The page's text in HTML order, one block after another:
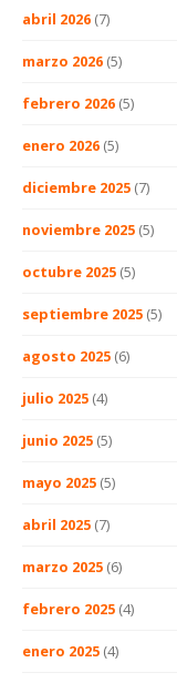
abril 2026 (7)
marzo 2026 (5)
febrero 2026 (5)
enero 2026 (5)
diciembre 2025 (7)
noviembre 2025 (5)
octubre 2025 (5)
septiembre 2025 (5)
agosto 2025 (6)
julio 2025 (4)
junio 2025 (5)
mayo 2025 (5)
abril 2025 (7)
marzo 2025 (6)
febrero 2025 (4)
enero 2025 (4)